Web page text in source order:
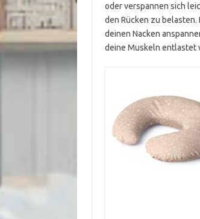
oder verspannen sich
den Rücken zu
deinen Nacken
deine Muskeln entlastet